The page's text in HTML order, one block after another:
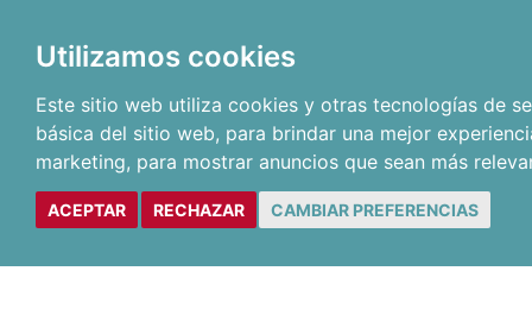
Utilizamos cookies
Este sitio web utiliza cookies y otras tecnologías de
básica del sitio web, para brindar una mejor
marketing, para mostrar anuncios que sean más
ACEPTAR RECHAZAR CAMBIAR PREFERENCIAS